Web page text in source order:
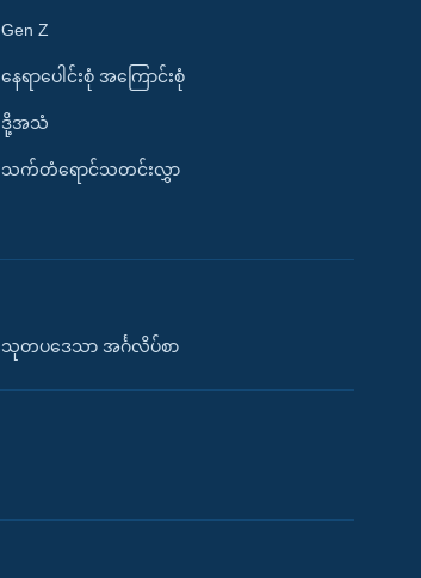
Gen Z
နေရာပေါင်းစုံ အကြောင်းစုံ
ဒို့အသံ
သက်တံရောင်သတင်းလွှာ
သုတပဒေသာ အင်္ဂလိပ်စာ